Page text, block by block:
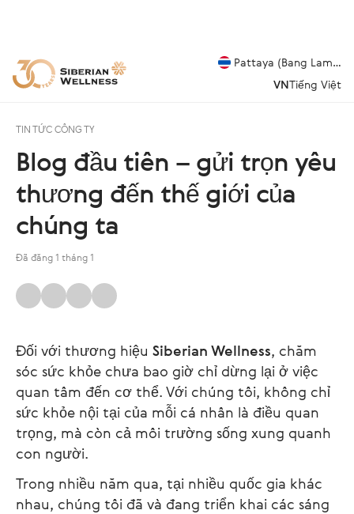
Pattaya (Bang
VNTiếng Việt
TIN TỨC CÔNG TY
Blog đầu tiên – gửi trọn yêu
thương đến thế giới của
chúng ta
Đã đăng 1 tháng 1
Đối với thương hiệu Siberian Wellness, chăm
sóc sức khỏe chưa bao giờ chỉ dừng lại ở việc
quan tâm đến cơ thể. Với chúng tôi, không chỉ
sức khỏe nội tại của mỗi cá nhân là điều quan
trọng, mà còn cả môi trường sống xung quanh
con người.
Trong nhiều năm qua, tại nhiều quốc gia khác
nhau, chúng tôi đã và đang triển khai các sáng